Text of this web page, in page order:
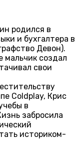
родился в
и бухгалтера в
Девон).
мальчик создал
свои
Coldplay, Крис
в
забросила
историком-